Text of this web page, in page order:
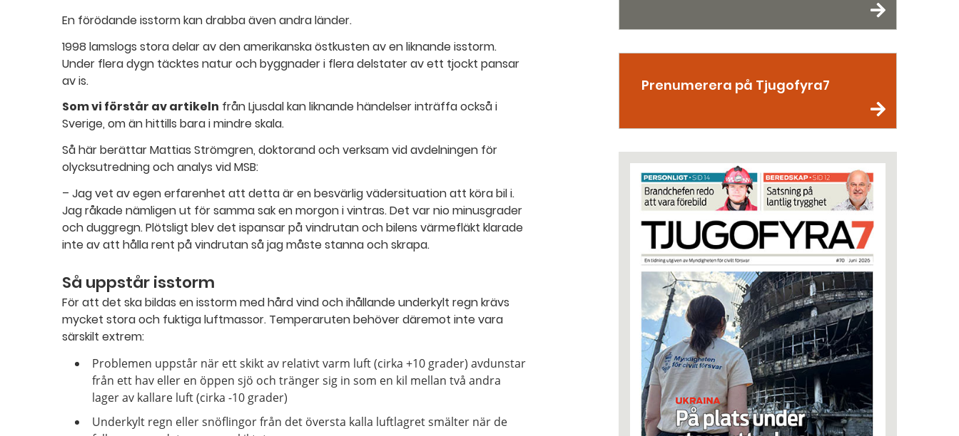
En förödande isstorm kan drabba även andra länder.
1998 lamslogs stora delar av den amerikanska östkusten av en liknande isstorm.
Under flera dygn täcktes natur och byggnader i flera delstater av ett tjockt pansar
av is.
Som vi förstår av artikeln från Ljusdal kan liknande händelser inträffa också i
Sverige, om än hittills bara i mindre skala.
Så här berättar Mattias Strömgren, doktorand och verksam vid avdelningen för
olycksutredning och analys vid MSB:
– Jag vet av egen erfarenhet att detta är en besvärlig vädersituation att köra bil i.
Jag råkade nämligen ut för samma sak en morgon i vintras. Det var nio minusgrader
och duggregn. Plötsligt blev det ispansar på vindrutan och bilens värmefläkt klarade
inte av att hålla rent på vindrutan så jag måste stanna och skrapa.
Så uppstår isstorm
För att det ska bildas en isstorm med hård vind och ihållande underkylt regn krävs
mycket stora och fuktiga luftmassor. Temperaruten behöver däremot inte vara
särskilt extrem:
Problemen uppstår när ett skikt av relativt varm luft (cirka +10 grader) avdunstar
från ett hav eller en öppen sjö och tränger sig in som en kil mellan två andra
lager av kallare luft (cirka -10 grader)
Underkylt regn eller snöflingor från det översta kalla luftlagret smälter när de
Prenumerera på Tjugofyra7